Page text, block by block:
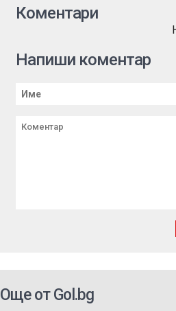
Коментари
Напиши коментар
Още от Gol.bg